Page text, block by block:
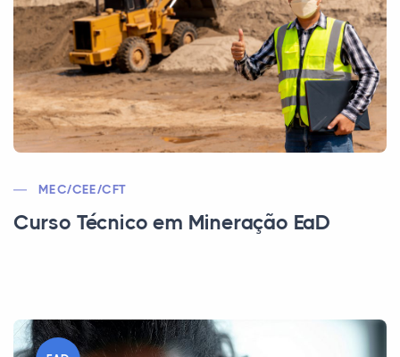
MEC/CEE/CFT
Curso Técnico em Mineração EaD